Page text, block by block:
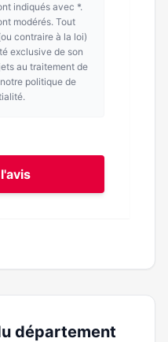
indiqués avec *.
modérés. Tout
contraire à la loi)
exclusive de son
au traitement de
politique de
département